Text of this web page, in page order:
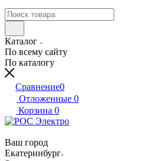
Каталог
По всему сайту
По каталогу
Сравнение0
Отложенные 0
Корзина 0
Ваш город
Екатеринбург